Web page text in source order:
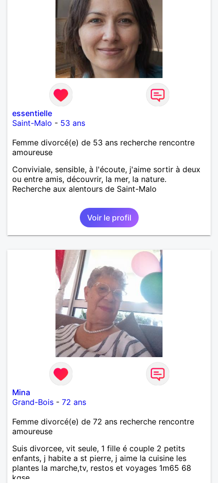
essentielle
Saint-Malo - 53 ans
Femme divorcé(e) de 53 ans recherche rencontre
amoureuse
Conviviale, sensible, à l'écoute, j'aime sortir à deux
ou entre amis, découvrir, la mer, la nature.
Recherche aux alentours de Saint-Malo
Voir le profil
Mina
Grand-Bois - 72 ans
Femme divorcé(e) de 72 ans recherche rencontre
amoureuse
Suis divorcee, vit seule, 1 fille é couple 2 petits
enfants, j habite a st pierre, j aime la cuisine les
plantes la marche,tv, restos et voyages 1m65 68
kgse